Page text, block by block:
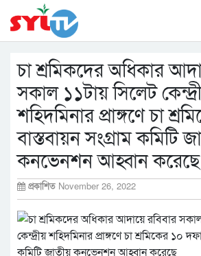
চা শ্রমিকদের অধিকার
সকাল ১১টায় সিলেট
শহিদমিনার প্রাঙ্গণে চা
বাস্তবায়ন সংগ্রাম কমিটি
কনভেনশন আহ্বান করেছে
প্রকাশিত November 26, 2022